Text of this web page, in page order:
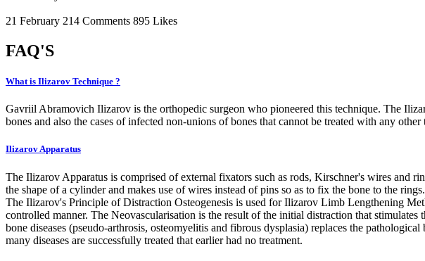
21 February 214 Comments 895 Likes
FAQ'S
What is Ilizarov Technique ?
Gavriil Abramovich Ilizarov is the orthopedic surgeon who pioneered this technique. The
bones and also the cases of infected non-unions of bones that cannot be treated with any other
Ilizarov Apparatus
The Ilizarov Apparatus is comprised of external fixators such as rods, Kirschner's wires and
the shape of a cylinder and makes use of wires instead of pins so as to fix the bone to the rings.
The Ilizarov's Principle of Distraction Osteogenesis is used for Ilizarov Limb Lengthening
controlled manner. The Neovascularisation is the result of the initial distraction that
bone diseases (pseudo-arthrosis, osteomyelitis and fibrous dysplasia) replaces the
many diseases are successfully treated that earlier had no treatment.